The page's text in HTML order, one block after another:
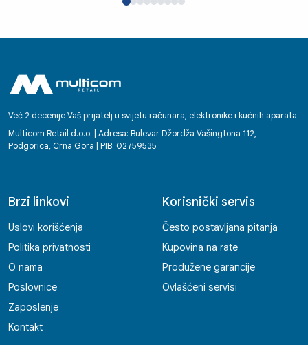
Već 2 decenije Vaš prijatelj u svijetu računara, elektronike i kućnih aparata.
Multicom Retail d.o.o. | Adresa: Bulevar Džordža Vašingtona 112,
Podgorica, Crna Gora | PIB: 02759535
Brzi linkovi
Uslovi korišćenja
Politika privatnosti
O nama
Poslovnice
Zaposlenje
Kontakt
Korisnički servis
Često postavljana pitanja
Kupovina na rate
Produžene garancije
Ovlašćeni servisi